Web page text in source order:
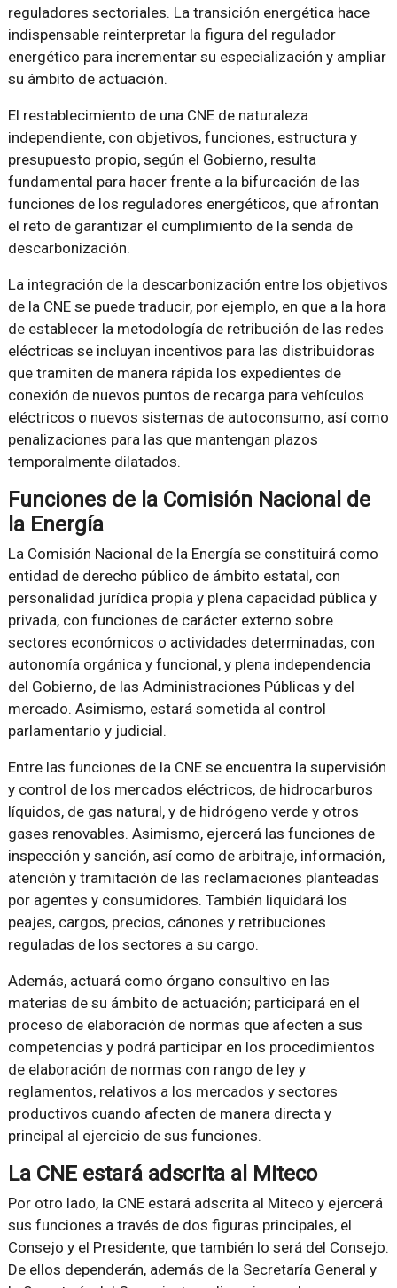
reguladores sectoriales. La transición energética hace
indispensable reinterpretar la figura del regulador
energético para incrementar su especialización y ampliar
su ámbito de actuación.
El restablecimiento de una CNE de naturaleza
independiente, con objetivos, funciones, estructura y
presupuesto propio, según el Gobierno, resulta
fundamental para hacer frente a la bifurcación de las
funciones de los reguladores energéticos, que afrontan
el reto de garantizar el cumplimiento de la senda de
descarbonización.
La integración de la descarbonización entre los objetivos
de la CNE se puede traducir, por ejemplo, en que a la hora
de establecer la metodología de retribución de las redes
eléctricas se incluyan incentivos para las distribuidoras
que tramiten de manera rápida los expedientes de
conexión de nuevos puntos de recarga para vehículos
eléctricos o nuevos sistemas de autoconsumo, así como
penalizaciones para las que mantengan plazos
temporalmente dilatados.
Funciones de la Comisión Nacional de
la Energía
La Comisión Nacional de la Energía se constituirá como
entidad de derecho público de ámbito estatal, con
personalidad jurídica propia y plena capacidad pública y
privada, con funciones de carácter externo sobre
sectores económicos o actividades determinadas, con
autonomía orgánica y funcional, y plena independencia
del Gobierno, de las Administraciones Públicas y del
mercado. Asimismo, estará sometida al control
parlamentario y judicial.
Entre las funciones de la CNE se encuentra la supervisión
y control de los mercados eléctricos, de hidrocarburos
líquidos, de gas natural, y de hidrógeno verde y otros
gases renovables. Asimismo, ejercerá las funciones de
inspección y sanción, así como de arbitraje, información,
atención y tramitación de las reclamaciones planteadas
por agentes y consumidores. También liquidará los
peajes, cargos, precios, cánones y retribuciones
reguladas de los sectores a su cargo.
Además, actuará como órgano consultivo en las
materias de su ámbito de actuación; participará en el
proceso de elaboración de normas que afecten a sus
competencias y podrá participar en los procedimientos
de elaboración de normas con rango de ley y
reglamentos, relativos a los mercados y sectores
productivos cuando afecten de manera directa y
principal al ejercicio de sus funciones.
La CNE estará adscrita al Miteco
Por otro lado, la CNE estará adscrita al Miteco y ejercerá
sus funciones a través de dos figuras principales, el
Consejo y el Presidente, que también lo será del Consejo.
De ellos dependerán, además de la Secretaría General y